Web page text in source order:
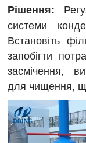
Рішення:
системи
Встановіть
запобігти
засмічення,
для чищення,